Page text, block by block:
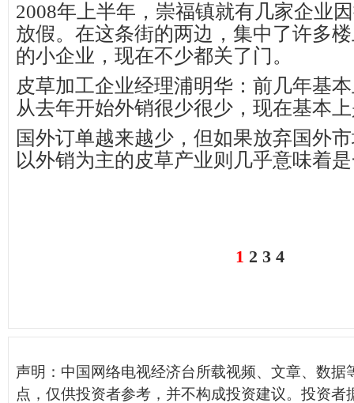
2008年上半年，崇福镇就有几家企业
放假。在这条街的两边，集中了许多
的小企业，现在不少都关了门。
皮草加工企业经理浦明华：前几年基
从去年开始外销很少很少，现在基本
国外订单越来越少，但如果放弃国外
以外销为主的皮草产业则几乎意味着
1 2 3 4
声明：中国网络电视经济台所载视频、文章、数据
点，仅供投资者参考，并不构成投资建议。投资者